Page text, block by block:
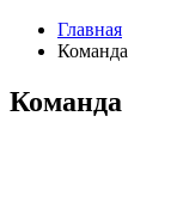
Главная
Команда
Команда